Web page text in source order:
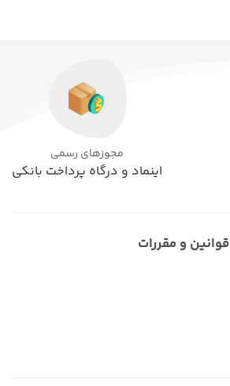
مجوزهای رسمی
اینماد و درگاه پرداخت بانکی
قوانین و مقررات